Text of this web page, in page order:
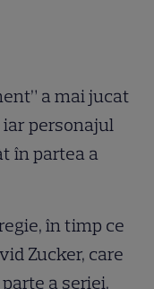
a mai jucat
iar personajul
în partea a
în timp ce
Zucker, care
a seriei.